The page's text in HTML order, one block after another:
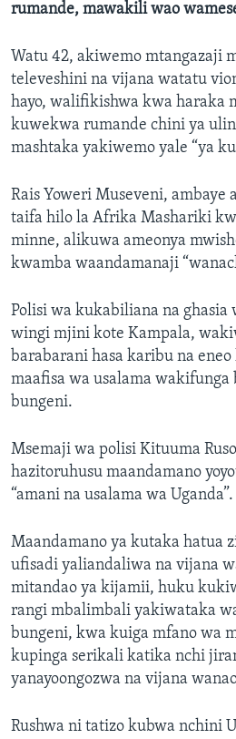
rumande, mawakili wao
Watu 42, akiwemo mtangazaji
televeshini na vijana watatu
hayo, walifikishwa kwa haraka
kuwekwa rumande chini ya
mashtaka yakiwemo yale “ya
Rais Yoweri Museveni, ambaye
taifa hilo la Afrika Mashariki
minne, alikuwa ameonya
kwamba waandamanaji
Polisi wa kukabiliana na ghasia
wingi mjini kote Kampala,
barabarani hasa karibu na
maafisa wa usalama wakifunga
bungeni.
Msemaji wa polisi Kituuma
hazitoruhusu maandamano
“amani na usalama wa Uganda”.
Maandamano ya kutaka hatua
ufisadi yaliandaliwa na vijana
mitandao ya kijamii, huku
rangi mbalimbali yakiwataka
bungeni, kwa kuiga mfano wa
kupinga serikali katika nchi
yanayoongozwa na vijana
Rushwa ni tatizo kubwa nchini